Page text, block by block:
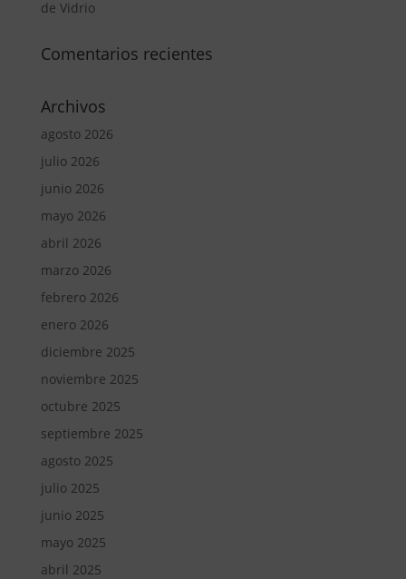
de Vidrio
Comentarios recientes
Archivos
agosto 2026
julio 2026
junio 2026
mayo 2026
abril 2026
marzo 2026
febrero 2026
enero 2026
diciembre 2025
noviembre 2025
octubre 2025
septiembre 2025
agosto 2025
julio 2025
junio 2025
mayo 2025
abril 2025